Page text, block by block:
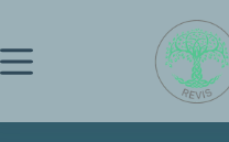
contenu